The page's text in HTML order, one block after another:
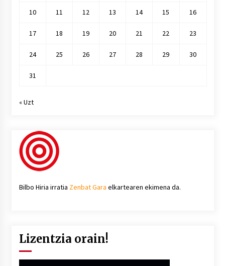
10 11 12 13 14 15 16
17 18 19 20 21 22 23
24 25 26 27 28 29 30
31
« Uzt
Bilbo Hiria irratia Zenbat Gara elkartearen ekimena da.
Lizentzia orain!